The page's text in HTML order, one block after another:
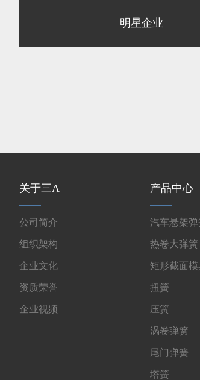
明星企业
关于三A
公司简介
组织架构
企业文化
资质荣誉
企业视频
产品中心
汽车悬架弹
热卷大弹簧
矩形截面模
扭簧
压簧
涡卷弹簧
尾门弹簧
塔簧